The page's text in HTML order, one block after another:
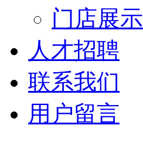
门店展示
人才招聘
联系我们
用户留言